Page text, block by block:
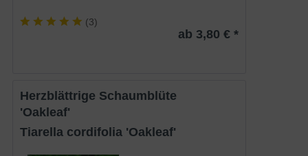
(3)
ab 3,80 € *
Herzblättrige Schaumblüte
'Oakleaf'
Tiarella cordifolia 'Oakleaf'